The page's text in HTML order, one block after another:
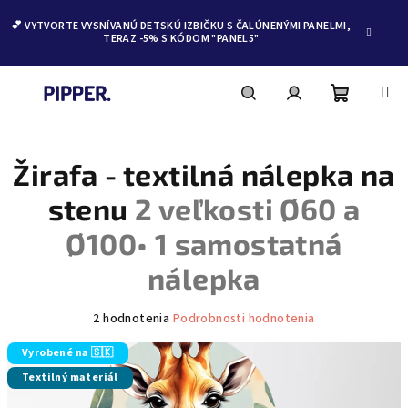
obsah
💕 VYTVORTE VYSNÍVANÚ DETSKÚ IZBIČKU S ČALÚNENÝMI PANELMI,
TERAZ -5% S KÓDOM "PANEL5"
košík
Žirafa - textilná nálepka na
stenu 2 veľkosti Ø60 a
Ø100• 1 samostatná
nálepka
produktu
je
5,0
2 hodnotenia Podrobnosti hodnotenia
Vyrobené na 🇸🇰
Textilný materiál